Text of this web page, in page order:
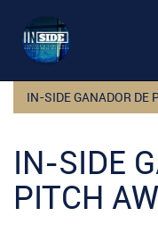
IN-SIDE GANADOR DE
IN-SIDE
PITCH